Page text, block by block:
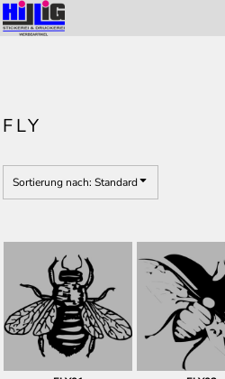
FLY
Sortierung nach: Standard
Standard